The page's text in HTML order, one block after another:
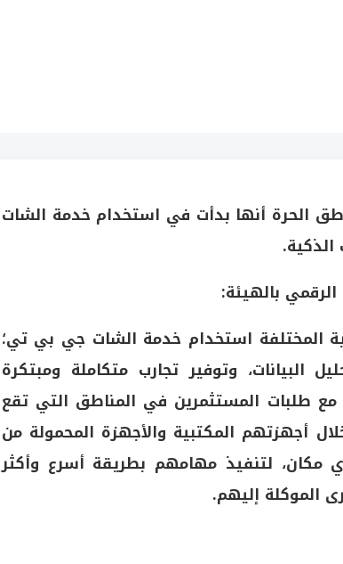
الحرة أنها بدأت في استخدام خدمة الشات
بالهيئة:
المختلفة استخدام خدمة الشات جي بي تي؛
وتوفير تجارب متكاملة ومبتكرة
طلبات المستثمرين في المناطق التي تقع
أجهزتهم المكتبية والأجهزة المحمولة من
لتنفيذ مهامهم بطريقة أسرع وأكثر
الموكلة إليهم.